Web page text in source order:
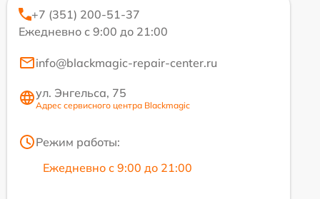
+7 (351) 200-51-37
Ежедневно с 9:00 до 21:00
info@blackmagic-repair-center.ru
ул. Энгельса, 75
Адрес сервисного центра Blackmagic
Режим работы:
Ежедневно с 9:00 до 21:00